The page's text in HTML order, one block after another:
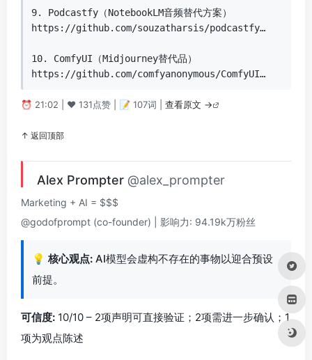
9. Podcastfy（NotebookLM音频替代方案）
https://github.com/souzatharsis/podcastfy…
10. ComfyUI（Midjourney替代品）
https://github.com/comfyanonymous/ComfyUI…
⏰ 21:02 | ❤️ 131点赞 | 📝 107词 | 查看原文 →
↑ 返回顶部
Alex Prompter @alex_prompter
Marketing + AI = $$$
@godofprompt (co-founder) | 影响力: 94.19k万粉丝
💡 核心观点: AI模型会虚构不存在的事物以迎合预设
前提。
可信度: 10/10 – 2项声明可直接验证；2项需进一步确认；1
项为观点陈述